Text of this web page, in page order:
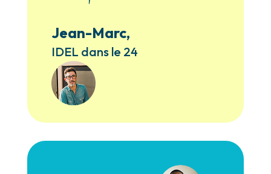
Jean-Marc,
IDEL dans le 24